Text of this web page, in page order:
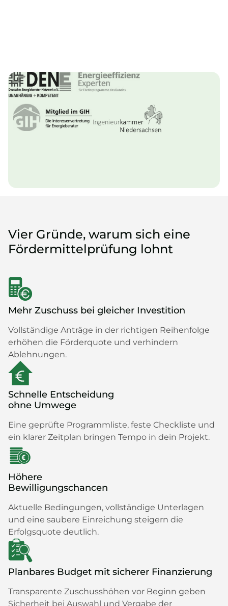
Vier Gründe, warum sich eine
Fördermittelprüfung lohnt
Mehr Zuschuss bei gleicher Investition
Vollständige Anträge in der richtigen Reihenfolge
erhöhen die Förderquote und verhindern
Ablehnungen.
Schnelle Entscheidung
ohne Umwege
Eine geprüfte Programmliste, feste Checkliste und
ein klarer Zeitplan bringen Tempo in dein Projekt.
Höhere
Bewilligungschancen
Aktuelle Bedingungen, vollständige Unterlagen
und eine saubere Einreichung steigern die
Erfolgsquote deutlich.
Planbares Budget mit sicherer Finanzierung
Transparente Zuschusshöhen vor Beginn geben
Sicherheit bei Auswahl und Vergabe der